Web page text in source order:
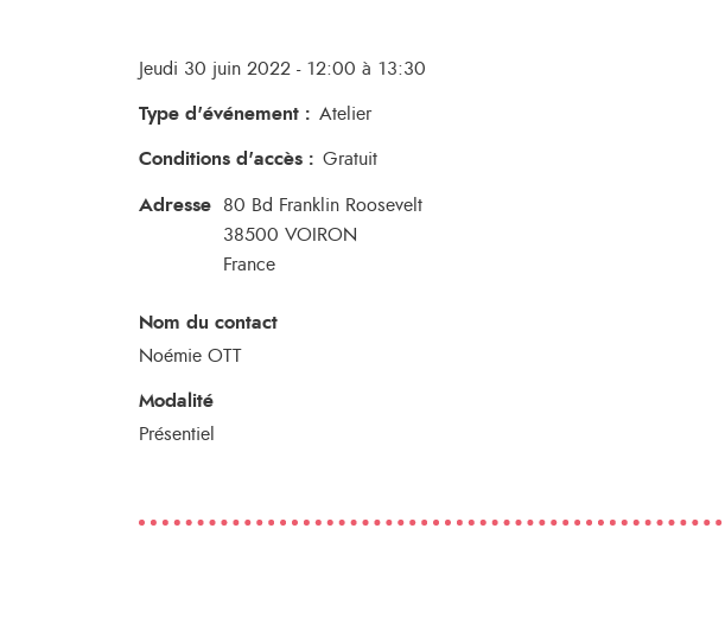
Jeudi 30 juin 2022 - 12:00 à 13:30
Type d'événement : Atelier
Conditions d'accès : Gratuit
Adresse
80 Bd Franklin Roosevelt
38500 VOIRON
France
Nom du contact
Noémie OTT
Modalité
Présentiel